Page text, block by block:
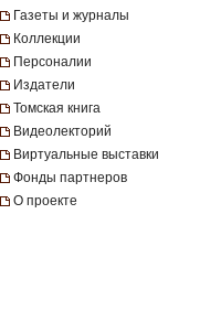
Газеты и журналы
Коллекции
Персоналии
Издатели
Томская книга
Видеолекторий
Виртуальные выставки
Фонды партнеров
О проекте